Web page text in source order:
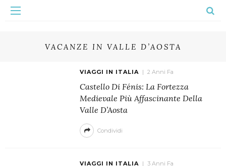
VACANZE IN VALLE D’AOSTA
VIAGGI IN ITALIA 2 Anni Fa
Castello Di Fénis: La Fortezza
Medievale Più Affascinante Della
Valle D’Aosta
Condividi
VIAGGI IN ITALIA 3 Anni Fa